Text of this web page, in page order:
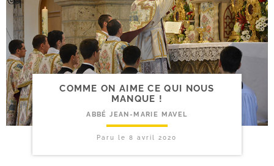
COMME ON AIME CE QUI NOUS
MANQUE !
ABBÉ JEAN-MARIE MAVEL
Paru le8 avril 2020